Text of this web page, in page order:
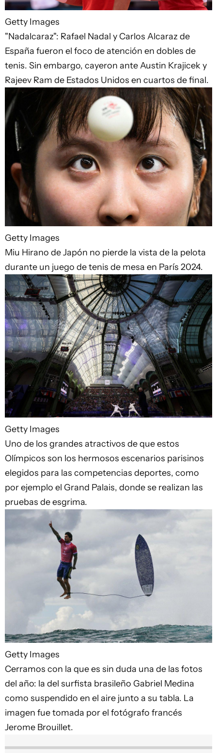
Getty Images
"Nadalcaraz": Rafael Nadal y Carlos Alcaraz de
España fueron el foco de atención en dobles de
tenis. Sin embargo, cayeron ante Austin Krajicek y
Rajeev Ram de Estados Unidos en cuartos de final.
Getty Images
Miu Hirano de Japón no pierde la vista de la pelota
durante un juego de tenis de mesa en París 2024.
Getty Images
Uno de los grandes atractivos de que estos
Olímpicos son los hermosos escenarios parisinos
elegidos para las competencias deportes, como
por ejemplo el Grand Palais, donde se realizan las
pruebas de esgrima.
Getty Images
Cerramos con la que es sin duda una de las fotos
del año: la del surfista brasileño Gabriel Medina
como suspendido en el aire junto a su tabla. La
imagen fue tomada por el fotógrafo francés
Jerome Brouillet.